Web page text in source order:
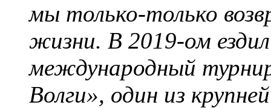
мы только-только
жизни. В 2019-ом
международный
Волги», один из